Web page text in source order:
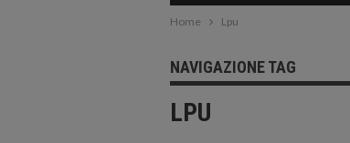
Home Lpu
NAVIGAZIONE TAG
LPU